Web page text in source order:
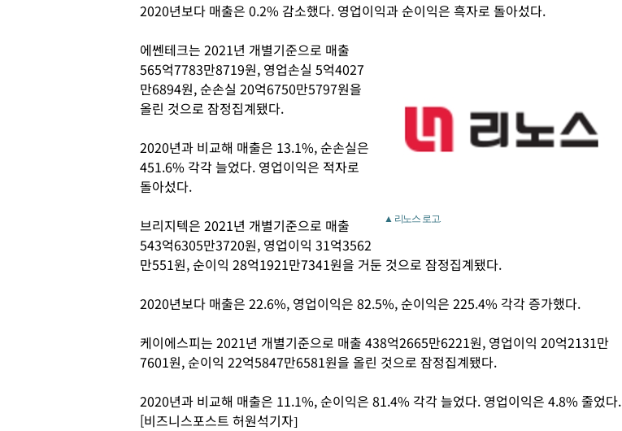
2020년보다 매출은 0.2% 감소했다. 영업이익과 순이익은 흑자로 돌아섰다.
▲ 리노스 로고.
에쎈테크는 2021년 개별기준으로 매출
565억7783만8719원, 영업손실 5억4027
만6894원, 순손실 20억6750만5797원을
올린 것으로 잠정집계됐다.
2020년과 비교해 매출은 13.1%, 순손실은
451.6% 각각 늘었다. 영업이익은 적자로
돌아섰다.
브리지텍은 2021년 개별기준으로 매출
543억6305만3720원, 영업이익 31억3562
만551원, 순이익 28억1921만7341원을 거둔 것으로 잠정집계됐다.
2020년보다 매출은 22.6%, 영업이익은 82.5%, 순이익은 225.4% 각각 증가했다.
케이에스피는 2021년 개별기준으로 매출 438억2665만6221원, 영업이익 20억2131만
7601원, 순이익 22억5847만6581원을 올린 것으로 잠정집계됐다.
2020년과 비교해 매출은 11.1%, 순이익은 81.4% 각각 늘었다. 영업이익은 4.8% 줄었다.
[비즈니스포스트 허원석기자]